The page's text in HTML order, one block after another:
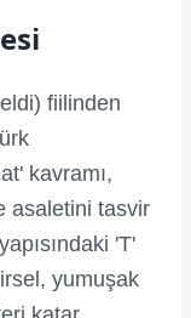
fiilinden
kavramı,
asaletini tasvir
'T'
yumuşak